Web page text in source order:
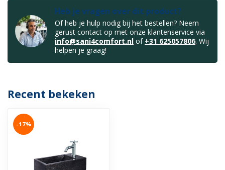
Heb je vragen over dit product?
Of heb je hulp nodig bij het bestellen? Neem
gerust contact op met onze klantenservice via
info@sani4comfort.nl of +31 625057806. Wij
helpen je graag!
Recent bekeken
-17%